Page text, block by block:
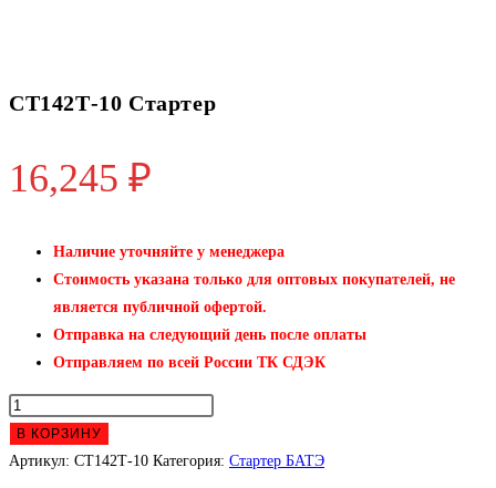
СТ142Т-10 Стартер
16,245 ₽
Наличие уточняйте у менеджера
Стоимость указана только для оптовых покупателей, не
является публичной офертой.
Отправка на следующий день после оплаты
Отправляем по всей России ТК СДЭК
Количество
товара
СТ142Т-10
В КОРЗИНУ
Артикул: СТ142Т-10 Категория: Стартер БАТЭ